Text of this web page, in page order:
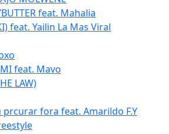
feat. Mahalia
feat. Yailin La Mas Viral
feat. Mavo
LAW)
fora feat. Amarildo F.Y